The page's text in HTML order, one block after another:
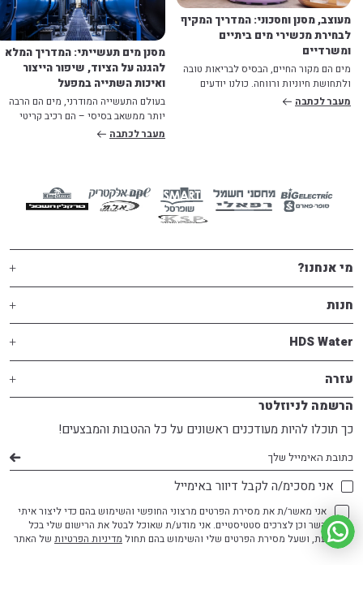
מעוצב, מסנן וחסכוני: המדריך המקיף
לבחירת מכשירי מים ביתיים
ומשרדיים
מים הם מקור החיים, הבסיס לבריאות טובה
ולתחושת חיוניות ורווחה. כולנו יודעים
שעלינו לשתות יותר, אך בעידן המודרני,
מעבר לכתבה
מסנן מים תעשייתי: המדריך המלא
להגנה על הציוד, שיפור הייצור
ואיכות השתייה במפעל
בעולם התעשייה המודרני, מים הם הרבה
יותר ממשאב בסיסי – הם רכיב קריטי
בשרשרת הייצור. בין אם מדובר במפעלי
מעבר לכתבה
הרשמה לניוזלטר
כך תוכלו להיות מעודכנים ראשונים על כל ההטבות והמבצעים!
דוא׳׳ל
אני מסכימ/ה לקבל דיוור באימייל
אני מאשר/ת את מסירת הפרטים מרצוני החופשי והשימוש בהם כדי ליצור איתי
קשר וכן לצרכים סטטיסטיים. אני מודע/ת שאוכל לבטל את הרישום שלי בכל
עת, ושעל מסירת הפרטים שלי והשימוש בהם תחול מדיניות הפרטיות של האתר
מי אנחנו?
חנות
HDS Water
עזרה